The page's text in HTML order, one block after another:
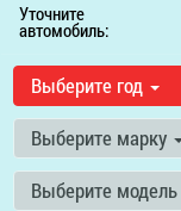
Уточните
автомобиль:
Выберите год
Выберите марку
Выберите модель